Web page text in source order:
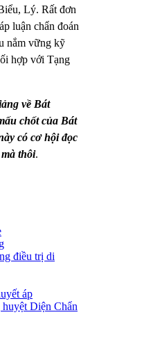
Lý. Rất đơn
luận chẩn đoán
nắm vững kỹ
hợp với Tạng
về Bát
chốt của Bát
có cơ hội đọc
thôi.
điều trị di
áp
huyệt Diện Chẩn